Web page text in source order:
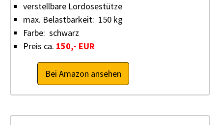
verstellbare Lordosestütze
max. Belastbarkeit: 150 kg
Farbe: schwarz
Preis ca. 150,- EUR
Bei Amazon ansehen